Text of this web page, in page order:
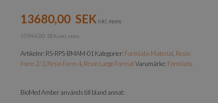
13680,00 SEK inkl. moms
10944,00 SEK exkl. moms
Artikelnr: RS-RPS-BMAM-01 Kategorier: Formlabs Material Resin
Form 2/3 Resin Form 4, Resin Large FormatVarumärke: Formlabs
BioMed Amber används till bland annat: